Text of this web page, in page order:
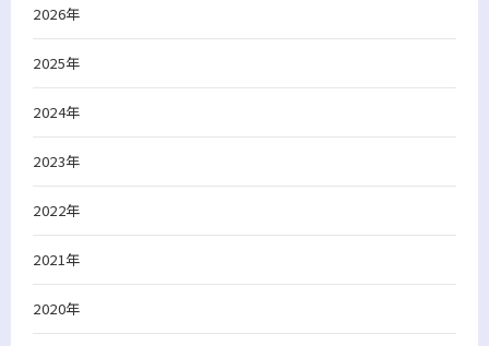
2026年
2025年
2024年
2023年
2022年
2021年
2020年